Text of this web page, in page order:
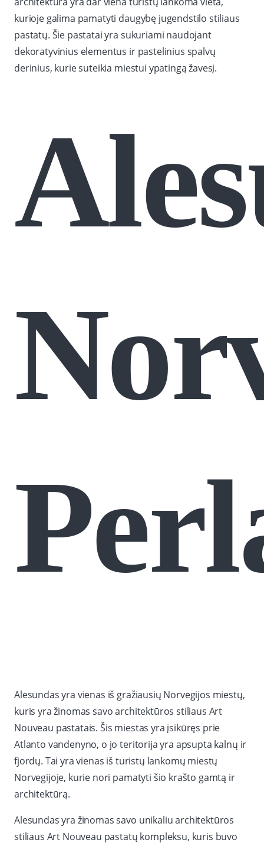
kurioje galima pamatyti daugybę jugendstilo stiliaus
pastatų. Šie pastatai yra sukuriami naudojant
dekoratyvinius elementus ir pastelinius spalvų
derinius, kurie suteikia miestui ypatingą žavesį.
Alesundas yra vienas iš gražiausių Norvegijos miestų,
kuris yra žinomas savo architektūros stiliaus Art
Nouveau pastatais. Šis miestas yra įsikūręs prie
Atlanto vandenyno, o jo teritorija yra apsupta kalnų ir
fjordų. Tai yra vienas iš turistų lankomų miestų
Norvegijoje, kurie nori pamatyti šio krašto gamtą ir
architektūrą.
Alesundas yra žinomas savo unikaliu architektūros
stiliaus Art Nouveau pastatų kompleksu, kuris buvo